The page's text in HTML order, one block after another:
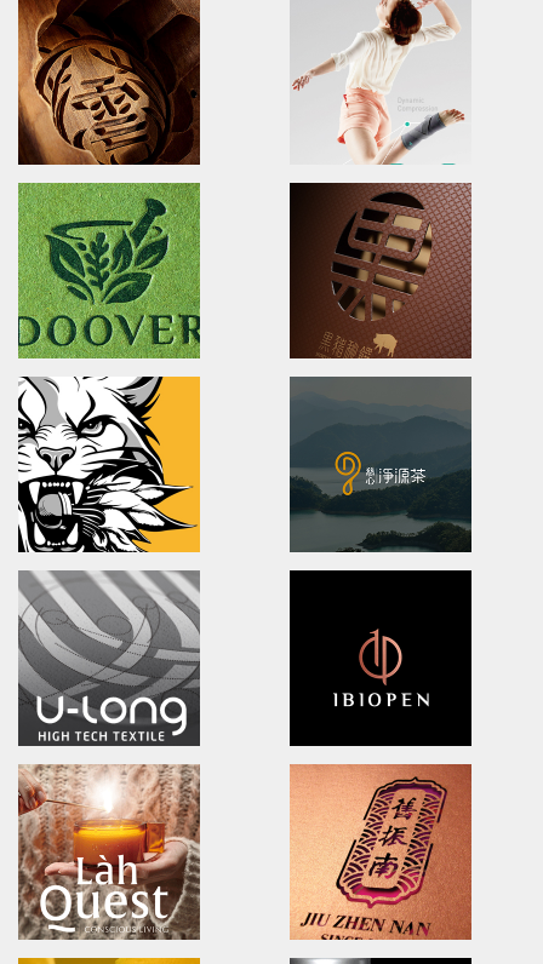
XueHuaZhai
brand identity/logo design/packaging
雪花齋豐原餅舖/品牌形象識別/包裝設計
OPPO MEDICAL
Advertising/Poster Design/
歐柏醫療/全球主視覺/產品策略/海
DOOVER
Brand Identity.Packaging.Logo design.
茶裡藏醫/品牌策略/包裝設計/品牌識別
logo Design/Packaging
黑橋牌黑豬秘饌/產品識別/包裝設
NA LIAN BADMINTON TEAM
brand identity/logo design
澄涼羽毛球隊/品牌識別形象策略
Ching Yuan tea
brand identity/logo design/
慈心淨源茶/品牌探索.識別/包裝設